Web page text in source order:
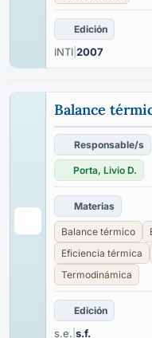
Edición
INTI 2007
Balance
Responsable/s
Porta, Livio D.
Materias
Balance térmico
Eficiencia térmica
Termodinámica
Edición
s.e. s.f.